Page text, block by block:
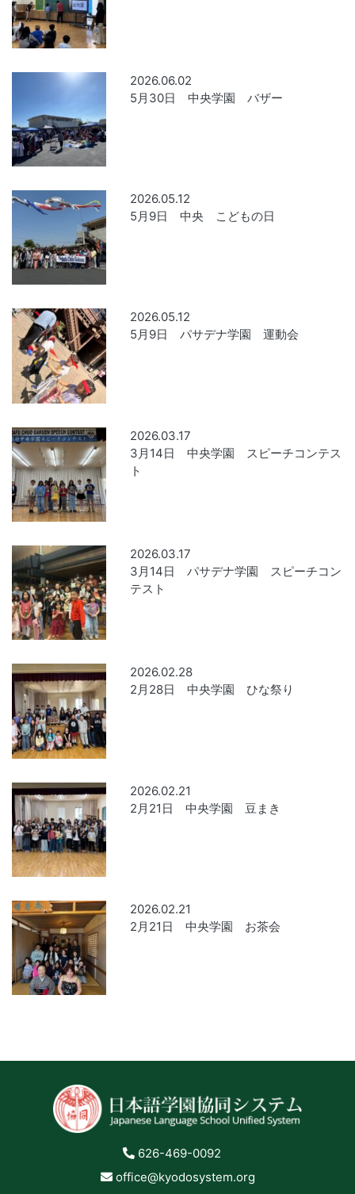
2026.06.02
5月30日 中央学園 バザー
2026.05.12
5月9日 中央 こどもの日
2026.05.12
5月9日 パサデナ学園 運動会
2026.03.17
3月14日 中央学園 スピーチコンテス
ト
2026.03.17
3月14日 パサデナ学園 スピーチコン
テスト
2026.02.28
2月28日 中央学園 ひな祭り
2026.02.21
2月21日 中央学園 豆まき
2026.02.21
2月21日 中央学園 お茶会
626-469-0092
office@kyodosystem.org